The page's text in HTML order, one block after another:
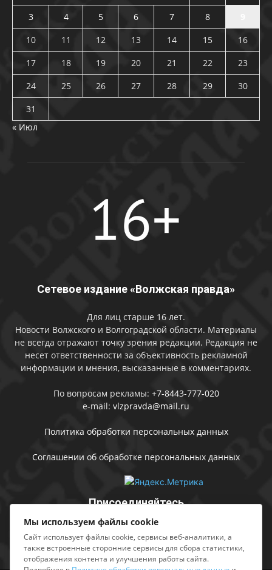
3
4 5 6 7 8
10
11 12 13 14 15
16
17
18 19 20 21 22
23
24
25 26 27 28 29
30
31
« Июл
Сетевое издание «Волжская правда»
Для лиц старше 16 лет.
Новости Волжского и Волгоградской области. Материалы
не всегда отражают точку зрения редакции. Редакция не
несет ответственности за объективность рекламной
информации и мнения, высказанные в комментариях.
По вопросам рекламы: +7-8443-777-020
e-mail: vlzpravda@mail.ru
Политика обработки персональных данных
Соглашении об обработке персональных данных
Присоединяйтесь
Мы используем файлы cookie
Сайт использует файлы cookie, сервисы веб-аналитики, а
также встроенные сторонние сервисы для сбора статистики,
отображения контента и улучшения работы сайта.